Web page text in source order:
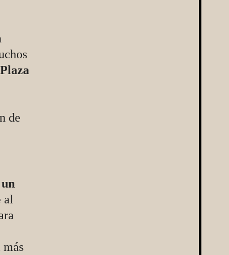
Plaza
de
al